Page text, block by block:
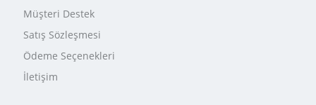
Müşteri Destek
Satış Sözleşmesi
Ödeme Seçenekleri
İletişim